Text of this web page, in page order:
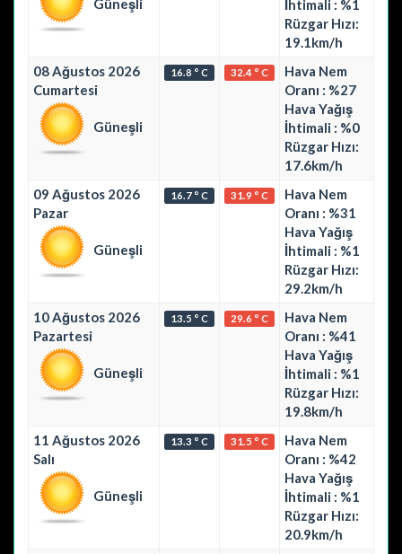
Güneşli
İhtimali : %1
Rüzgar Hızı:
19.1km/h
08 Ağustos 2026
Cumartesi
Güneşli
16.8 ° C 32.4 ° C
Hava Nem
Oranı : %27
Hava Yağış
İhtimali : %0
Rüzgar Hızı:
17.6km/h
09 Ağustos 2026
Pazar
Güneşli
16.7 ° C 31.9 ° C
Hava Nem
Oranı : %31
Hava Yağış
İhtimali : %1
Rüzgar Hızı:
29.2km/h
10 Ağustos 2026
Pazartesi
Güneşli
13.5 ° C 29.6 ° C
Hava Nem
Oranı : %41
Hava Yağış
İhtimali : %1
Rüzgar Hızı:
19.8km/h
11 Ağustos 2026
Salı
Güneşli
13.3 ° C 31.5 ° C
Hava Nem
Oranı : %42
Hava Yağış
İhtimali : %1
Rüzgar Hızı:
20.9km/h